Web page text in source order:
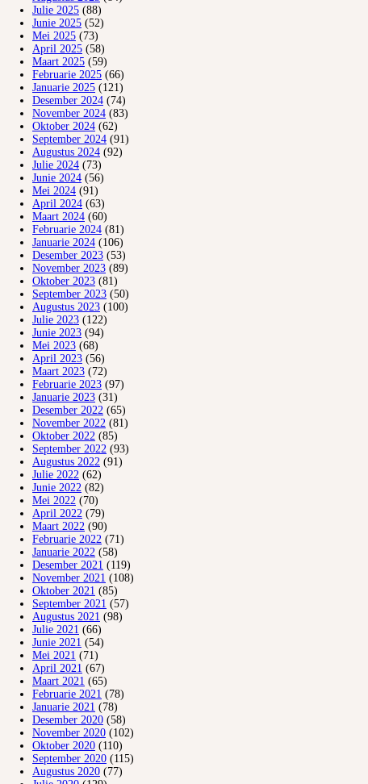
Julie 2025 (88)
Junie 2025 (52)
Mei 2025 (73)
April 2025 (58)
Maart 2025 (59)
Februarie 2025 (66)
Januarie 2025 (121)
Desember 2024 (74)
November 2024 (83)
Oktober 2024 (62)
September 2024 (91)
Augustus 2024 (92)
Julie 2024 (73)
Junie 2024 (56)
Mei 2024 (91)
April 2024 (63)
Maart 2024 (60)
Februarie 2024 (81)
Januarie 2024 (106)
Desember 2023 (53)
November 2023 (89)
Oktober 2023 (81)
September 2023 (50)
Augustus 2023 (100)
Julie 2023 (122)
Junie 2023 (94)
Mei 2023 (68)
April 2023 (56)
Maart 2023 (72)
Februarie 2023 (97)
Januarie 2023 (31)
Desember 2022 (65)
November 2022 (81)
Oktober 2022 (85)
September 2022 (93)
Augustus 2022 (91)
Julie 2022 (62)
Junie 2022 (82)
Mei 2022 (70)
April 2022 (79)
Maart 2022 (90)
Februarie 2022 (71)
Januarie 2022 (58)
Desember 2021 (119)
November 2021 (108)
Oktober 2021 (85)
September 2021 (57)
Augustus 2021 (98)
Julie 2021 (66)
Junie 2021 (54)
Mei 2021 (71)
April 2021 (67)
Maart 2021 (65)
Februarie 2021 (78)
Januarie 2021 (78)
Desember 2020 (58)
November 2020 (102)
Oktober 2020 (110)
September 2020 (115)
Augustus 2020 (77)